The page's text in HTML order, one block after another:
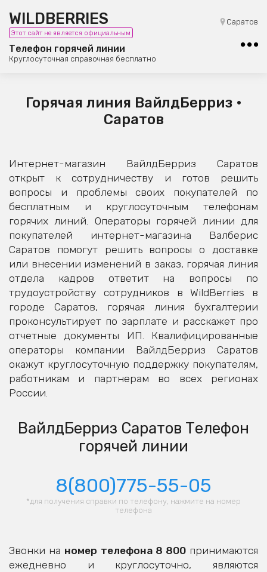
WILDBERRIES
Этот сайт не является официальным
Телефон горячей линии
Круглосуточная справочная бесплатно
Саратов
8 (800) 101-42-23
Бесплатная юридическая консультация
Горячая линия ВайлдБерриз •
Саратов
Интернет-магазин ВайлдБерриз Саратов
открыт к сотрудничеству и готов решить
вопросы и проблемы своих покупателей по
бесплатным и круглосуточным телефонам
горячих линий. Операторы горячей линии для
покупателей интернет-магазина Валберис
Саратов помогут решить вопросы о доставке
или внесении изменений в заказ, горячая линия
отдела кадров ответит на вопросы по
трудоустройству сотрудников в WildBerries в
городе Саратов, горячая линия бухгалтерии
проконсультирует по зарплате и расскажет про
отчетные документы ИП. Квалифицированные
операторы компании ВайлдБерриз Саратов
окажут круглосуточную поддержку покупателям,
работникам и партнерам во всех регионах
России.
ВайлдБерриз Саратов Телефон
горячей линии
8(800)775-55-05
*для получения справки по телефону, нажмите на номер
телефона
Звонки на номер телефона 8 800принимаются
ежедневно и круглосуточно, являются